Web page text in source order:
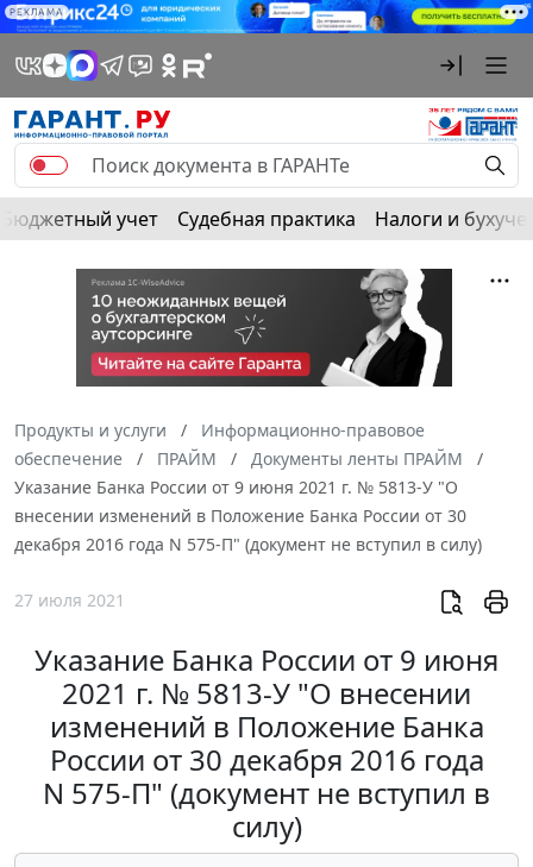
РЕКЛАМА
Бюджетный учет Судебная практика Налоги и
Продукты и услуги
Информационно-правовое
обеспечение
ПРАЙМ
Документы ленты ПРАЙМ
Указание Банка России от 9 июня 2021 г. № 5813-У "О
внесении изменений в Положение Банка России от 30
декабря 2016 года N 575-П" (документ не вступил в силу)
27 июля 2021
Указание Банка России от 9 июня
2021 г. № 5813-У "О внесении
изменений в Положение Банка
России от 30 декабря 2016 года
N 575-П" (документ не вступил в
силу)